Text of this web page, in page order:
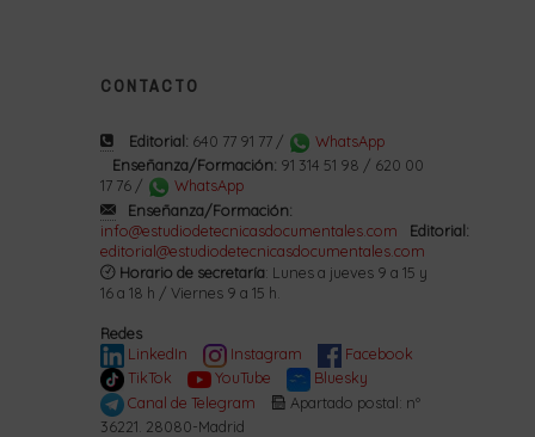
CONTACTO
Editorial: 640 77 91 77 /
WhatsApp
Enseñanza/Formación: 91 314 51 98 / 620 00
17 76 /
WhatsApp
Enseñanza/Formación:
info@estudiodetecnicasdocumentales.com
Editorial:
editorial@estudiodetecnicasdocumentales.com
Horario de secretaría: Lunes a jueves 9 a 15 y
16 a 18 h / Viernes 9 a 15 h.
Redes
LinkedIn
Instagram
Facebook
TikTok
YouTube
Bluesky
Canal de Telegram
Apartado postal: nº
36221. 28080-Madrid